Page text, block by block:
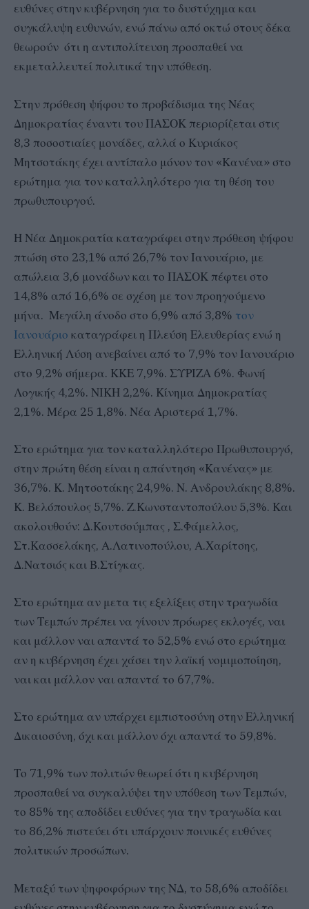
ευθύνες στην κυβέρνηση για το δυστύχημα και
συγκάλυψη ευθυνών, ενώ πάνω από οκτώ στους δέκα
θεωρούν ότι η αντιπολίτευση προσπαθεί να
εκμεταλλευτεί πολιτικά την υπόθεση.
Στην πρόθεση ψήφου το προβάδισμα της Νέας
Δημοκρατίας έναντι του ΠΑΣΟΚ περιορίζεται στις
8,3 ποσοστιαίες μονάδες, αλλά ο Κυριάκος
Μητσοτάκης έχει αντίπαλο μόνον τον «Κανένα» στο
ερώτημα για τον καταλληλότερο για τη θέση του
πρωθυπουργού.
Η Νέα Δημοκρατία καταγράφει στην πρόθεση ψήφου
πτώση στο 23,1% από 26,7% τον Ιανουάριο, με
απώλεια 3,6 μονάδων και το ΠΑΣΟΚ πέφτει στο
14,8% από 16,6% σε σχέση με τον προηγούμενο
μήνα. Μεγάλη άνοδο στο 6,9% από 3,8% τον
Ιανουάριο καταγράφει η Πλεύση Ελευθερίας ενώ η
Ελληνική Λύση ανεβαίνει από το 7,9% τον Ιανουάριο
στο 9,2% σήμερα. ΚΚΕ 7,9%. ΣΥΡΙΖΑ 6%. Φωνή
Λογικής 4,2%. ΝΙΚΗ 2,2%. Κίνημα Δημοκρατίας
2,1%. Μέρα 25 1,8%. Νέα Αριστερά 1,7%.
Στο ερώτημα για τον καταλληλότερο Πρωθυπουργό,
στην πρώτη θέση είναι η απάντηση «Κανένας» με
36,7%. Κ. Μητσοτάκης 24,9%. Ν. Ανδρουλάκης 8,8%.
Κ. Βελόπουλος 5,7%. Ζ.Κωνσταντοπούλου 5,3%. Και
ακολουθούν: Δ.Κουτσούμπας , Σ.Φάμελλος,
Στ.Κασσελάκης, Α.Λατινοπούλου, Α.Χαρίτσης,
Δ.Νατσιός και Β.Στίγκας.
Στο ερώτημα αν μετα τις εξελίξεις στην τραγωδία
των Τεμπών πρέπει να γίνουν πρόωρες εκλογές, ναι
και μάλλον ναι απαντά το 52,5% ενώ στο ερώτημα
αν η κυβέρνηση έχει χάσει την λαϊκή νομιμοποίηση,
ναι και μάλλον ναι απαντά το 67,7%.
Στο ερώτημα αν υπάρχει εμπιστοσύνη στην Ελληνική
Δικαιοσύνη, όχι και μάλλον όχι απαντά το 59,8%.
Το 71,9% των πολιτών θεωρεί ότι η κυβέρνηση
προσπαθεί να συγκαλύψει την υπόθεση των Τεμπών,
το 85% της αποδίδει ευθύνες για την τραγωδία και
το 86,2% πιστεύει ότι υπάρχουν ποινικές ευθύνες
πολιτικών προσώπων.
Μεταξύ των ψηφοφόρων της ΝΔ, το 58,6% αποδίδει